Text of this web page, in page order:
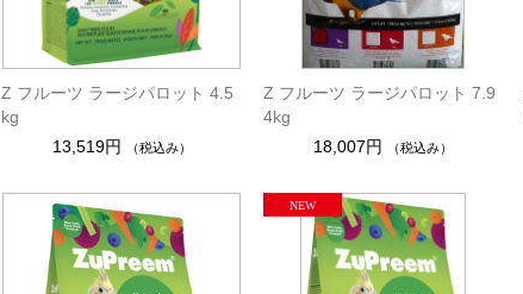
Z フルーツ ラージパロット 4.5
kg
13,519円
（税込み）
Z フルーツ ラージパロット 7.9
4kg
18,007円
（税込み）